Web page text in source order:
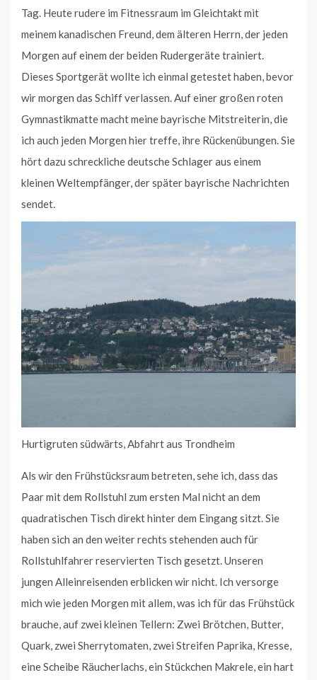
Tag. Heute rudere im Fitnessraum im Gleichtakt mit
meinem kanadischen Freund, dem älteren Herrn, der jeden
Morgen auf einem der beiden Rudergeräte trainiert.
Dieses Sportgerät wollte ich einmal getestet haben, bevor
wir morgen das Schiff verlassen. Auf einer großen roten
Gymnastikmatte macht meine bayrische Mitstreiterin, die
ich auch jeden Morgen hier treffe, ihre Rückenübungen. Sie
hört dazu schreckliche deutsche Schlager aus einem
kleinen Weltempfänger, der später bayrische Nachrichten
sendet.
Hurtigruten südwärts, Abfahrt aus Trondheim
Als wir den Frühstücksraum betreten, sehe ich, dass das
Paar mit dem Rollstuhl zum ersten Mal nicht an dem
quadratischen Tisch direkt hinter dem Eingang sitzt. Sie
haben sich an den weiter rechts stehenden auch für
Rollstuhlfahrer reservierten Tisch gesetzt. Unseren
jungen Alleinreisenden erblicken wir nicht. Ich versorge
mich wie jeden Morgen mit allem, was ich für das Frühstück
brauche, auf zwei kleinen Tellern: Zwei Brötchen, Butter,
Quark, zwei Sherrytomaten, zwei Streifen Paprika, Kresse,
eine Scheibe Räucherlachs, ein Stückchen Makrele, ein hart